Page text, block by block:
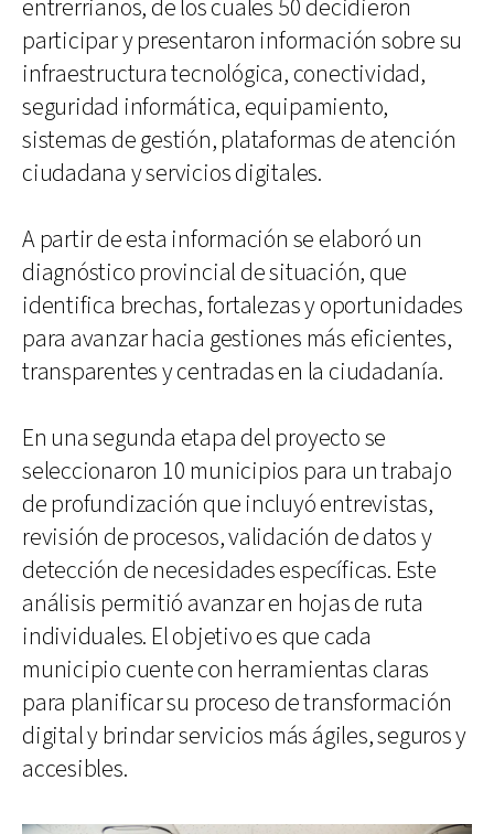
entrerrianos, de los cuales 50 decidieron
participar y presentaron información sobre su
infraestructura tecnológica, conectividad,
seguridad informática, equipamiento,
sistemas de gestión, plataformas de atención
ciudadana y servicios digitales.
A partir de esta información se elaboró un
diagnóstico provincial de situación, que
identifica brechas, fortalezas y oportunidades
para avanzar hacia gestiones más eficientes,
transparentes y centradas en la ciudadanía.
En una segunda etapa del proyecto se
seleccionaron 10 municipios para un trabajo
de profundización que incluyó entrevistas,
revisión de procesos, validación de datos y
detección de necesidades específicas. Este
análisis permitió avanzar en hojas de ruta
individuales. El objetivo es que cada
municipio cuente con herramientas claras
para planificar su proceso de transformación
digital y brindar servicios más ágiles, seguros y
accesibles.